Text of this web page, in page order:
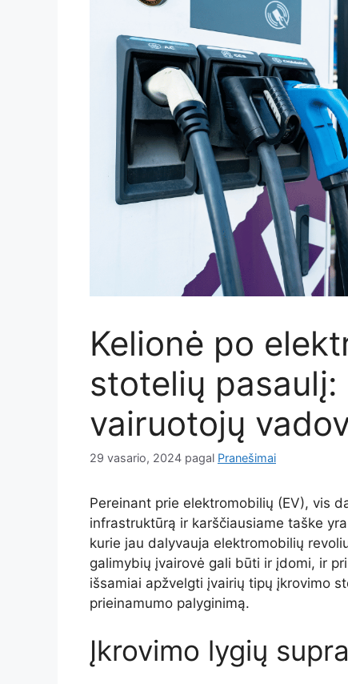
Kelionė po
stotelių pasaulį:
vairuotojų
29 vasario, 2024 pagal Pranešimai
Pereinant prie elektromobilių (EV), vis
infrastruktūrą ir karščiausiame taške
kurie jau dalyvauja elektromobilių
galimybių įvairovė gali būti ir įdomi, ir
išsamiai apžvelgti įvairių tipų įkrovimo
prieinamumo palyginimą.
Įkrovimo lygių